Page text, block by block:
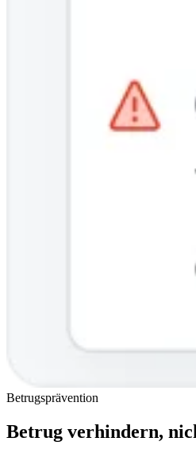
Betrugsprävention
Betrug verhindern,